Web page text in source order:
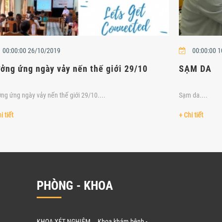
00:00:00 26/10/2019
ứng ngày vảy nến thế giới 29/10
ứng ngày vảy nến thế giới 29/10....
tiết
00:00:00
SẠM DA
Sạm da....
+ Chi tiết
PHÒNG - KHOA